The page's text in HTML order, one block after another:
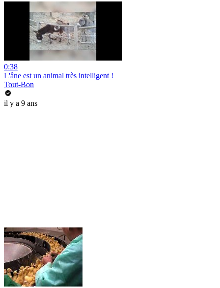
0:38
L'âne est un animal très intelligent !
Tout-Bon
il y a 9 ans